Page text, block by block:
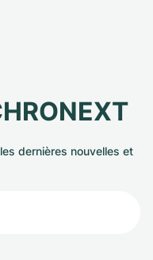
dernières nouvelles et